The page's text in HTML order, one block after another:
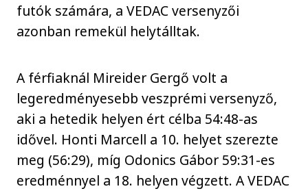
futók számára, a VEDAC versenyzői
azonban remekül helytálltak.
A férfiaknál Mireider Gergő volt a
legeredményesebb veszprémi versenyző,
aki a hetedik helyen ért célba 54:48-as
idővel. Honti Marcell a 10. helyet szerezte
meg (56:29), míg Odonics Gábor 59:31-es
eredménnyel a 18. helyen végzett. A VEDAC